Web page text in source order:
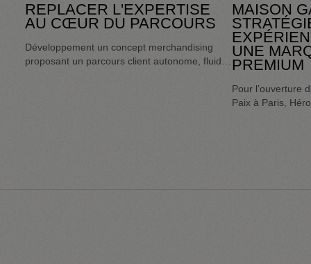
REPLACER L'EXPERTISE
AU CŒUR DU PARCOURS
Développement un concept merchandising
proposant un parcours client autonome, fluide
MAISON
UNE
PREMIUM
Pour l’ouverture
Paix à Paris,